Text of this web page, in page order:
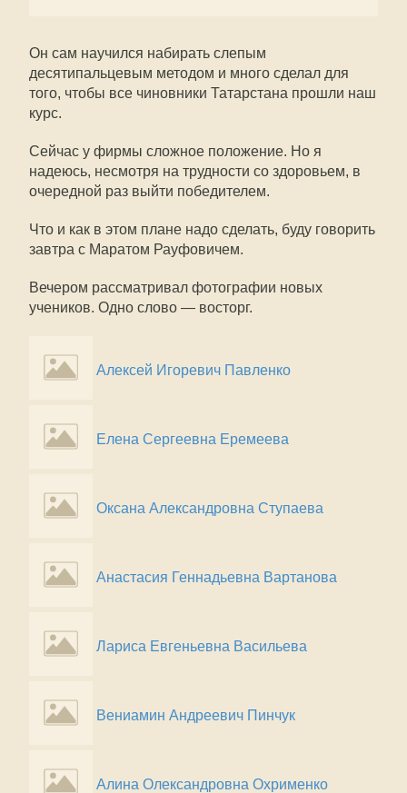
Он сам научился набирать слепым
десятипальцевым методом и много сделал для
того, чтобы все чиновники Татарстана прошли наш
курс.
Сейчас у фирмы сложное положение. Но я
надеюсь, несмотря на трудности со здоровьем, в
очередной раз выйти победителем.
Что и как в этом плане надо сделать, буду говорить
завтра с Маратом Рауфовичем.
Вечером рассматривал фотографии новых
учеников. Одно слово — восторг.
Алексей Игоревич Павленко
Елена Сергеевна Еремеева
Оксана Александровна Ступаева
Анастасия Геннадьевна Вартанова
Лариса Евгеньевна Васильева
Вениамин Андреевич Пинчук
Алина Олександровна Охрименко